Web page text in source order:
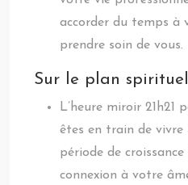
accorder du temps à
prendre soin de vous.
Sur le plan spirituel
L’heure miroir 21h21
êtes en train de vivre
période de
connexion à votre